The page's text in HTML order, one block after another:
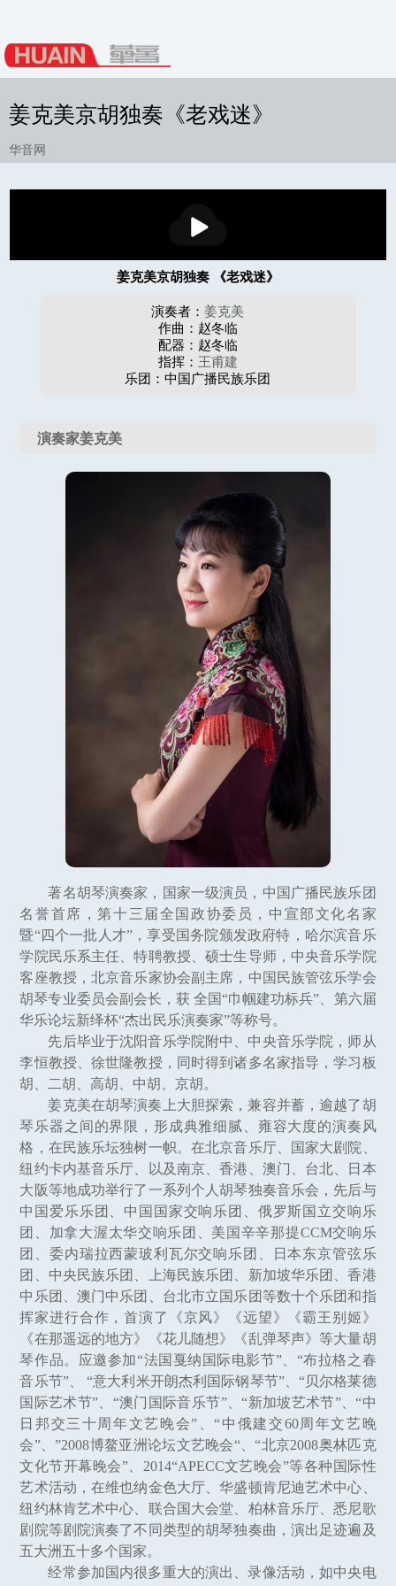
姜克美京胡独奏《老戏迷》
华音网
放
姜克美京胡独奏 《老戏迷》
演奏者：姜克美
作曲：赵冬临
配器：赵冬临
指挥： 王甫建
乐团：中国广播民族乐团
演奏家姜克美
著名胡琴演奏家，国家一级演员，中国广播民族乐团
名誉首席，第十三届全国政协委员，中宣部文化名家
暨“四个一批人才”，享受国务院颁发政府特，哈尔滨音乐
学院民乐系主任、特聘教授、硕士生导师，中央音乐学院
客座教授，北京音乐家协会副主席，中国民族管弦乐学会
胡琴专业委员会副会长，获 全国“巾帼建功标兵”、第六届
华乐论坛新绎杯“杰出民乐演奏家”等称号。
先后毕业于沈阳音乐学院附中、中央音乐学院，师从
李恒教授、徐世隆教授，同时得到诸多名家指导，学习板
胡、二胡、高胡、中胡、京胡。
姜克美在胡琴演奏上大胆探索，兼容并蓄，逾越了胡
琴乐器之间的界限，形成典雅细腻、雍容大度的演奏风
格，在民族乐坛独树一帜。在北京音乐厅、国家大剧院、
纽约卡内基音乐厅、以及南京、香港、澳门、台北、日本
大阪等地成功举行了一系列个人胡琴独奏音乐会，先后与
中国爱乐乐团、中国国家交响乐团、俄罗斯国立交响乐
团、加拿大渥太华交响乐团、美国辛辛那提CCM交响乐
团、委内瑞拉西蒙玻利瓦尔交响乐团、日本东京管弦乐
团、中央民族乐团、上海民族乐团、新加坡华乐团、香港
中乐团、澳门中乐团、台北市立国乐团等数十个乐团和指
挥家进行合作，首演了《京风》《远望》《霸王别姬》
《在那遥远的地方》《花儿随想》《乱弹琴声》等大量胡
琴作品。应邀参加“法国戛纳国际电影节”、“布拉格之春
音乐节”、 “意大利米开朗杰利国际钢琴节”、“贝尔格莱德
国际艺术节”、“澳门国际音乐节”、“新加坡艺术节”、“中
日邦交三十周年文艺晚会”、“中俄建交60周年文艺晚
会”、”2008博鳌亚洲论坛文艺晚会“、“北京2008奥林匹克
文化节开幕晚会”、2014“APECC文艺晚会”等各种国际性
艺术活动，在维也纳金色大厅、华盛顿肯尼迪艺术中心、
纽约林肯艺术中心、联合国大会堂、柏林音乐厅、悉尼歌
剧院等剧院演奏了不同类型的胡琴独奏曲，演出足迹遍及
五大洲五十多个国家。
经常参加国内很多重大的演出、录像活动，如中央电